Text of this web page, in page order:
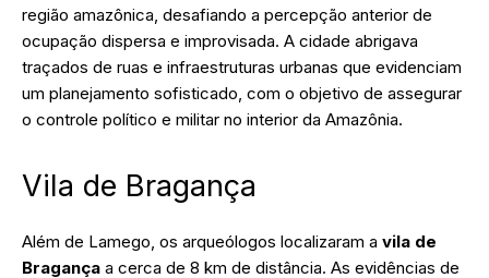
região amazônica, desafiando a percepção anterior de
ocupação dispersa e improvisada. A cidade abrigava
traçados de ruas e infraestruturas urbanas que evidenciam
um planejamento sofisticado, com o objetivo de assegurar
o controle político e militar no interior da Amazônia.
Vila de Bragança
Além de Lamego, os arqueólogos localizaram a vila de
Bragança a cerca de 8 km de distância. As evidências de